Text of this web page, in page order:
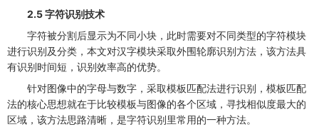
2.5 字符识别技术
字符被分割后显示为不同小块，此时需要对不同类型的字符模块
进行识别及分类，本文对汉字模块采取外围轮廓识别方法，该方法具
有识别时间短，识别效率高的优势。
针对图像中的字母与数字，采取模板匹配法进行识别，模板匹配
法的核心思想就在于比较模板与图像的各个区域，寻找相似度最大的
区域，该方法思路清晰，是字符识别里常用的一种方法。